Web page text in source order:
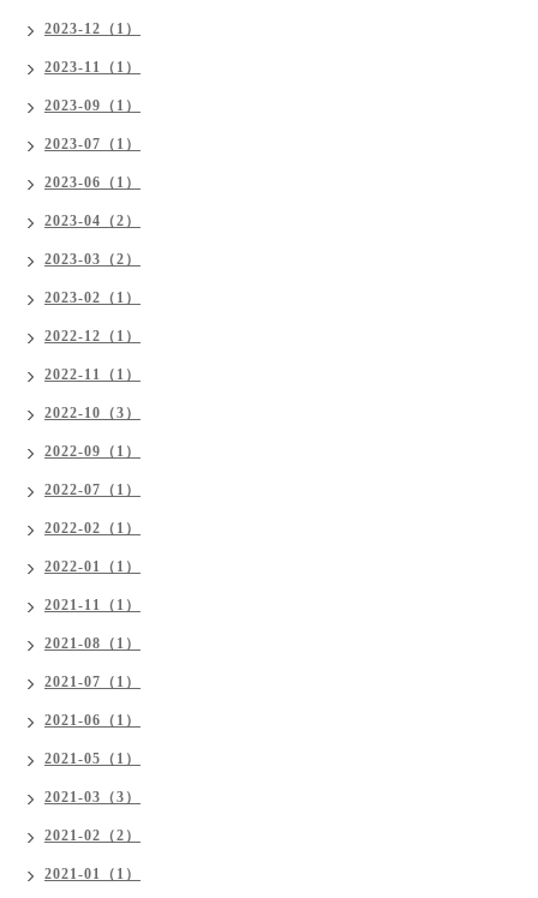
2023-12（1）
2023-11（1）
2023-09（1）
2023-07（1）
2023-06（1）
2023-04（2）
2023-03（2）
2023-02（1）
2022-12（1）
2022-11（1）
2022-10（3）
2022-09（1）
2022-07（1）
2022-02（1）
2022-01（1）
2021-11（1）
2021-08（1）
2021-07（1）
2021-06（1）
2021-05（1）
2021-03（3）
2021-02（2）
2021-01（1）